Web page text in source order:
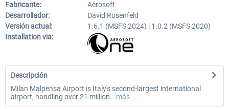
Fabricante:
Aerosoft
Desarrollador:
David Rosenfeld
Versión actual:
1.6.1 (MSFS 2024) | 1.0.2 (MSFS 2020)
Installation via:
Descripción
Milan Malpensa Airport is Italy's second-largest international
airport, handling over 21 million...más